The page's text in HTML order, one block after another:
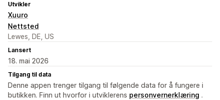
Utvikler
Xuuro
Nettsted
Lewes, DE, US
Lansert
18. mai 2026
Tilgang til data
Denne appen trenger tilgang til følgende data for å fungere i
butikken. Finn ut hvorfor i utviklerens personvernerklæring .